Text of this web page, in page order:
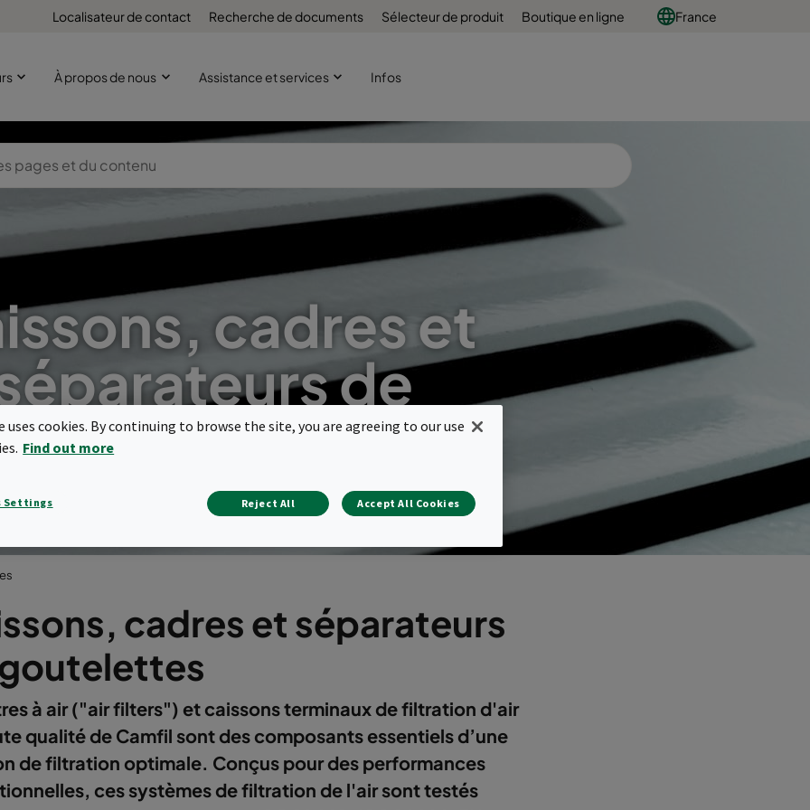
Localisateur de contact Recherche de documents Sélecteur de produit Boutique en ligne France
À propos de nous Assistance et services Infos
cadres et
de
goutelettes
cadres et séparateurs
à air ("air filters") et caissons terminaux de filtration d'air
qualité de Camfil sont des composants essentiels d’une
de filtration optimale. Conçus pour des performances
ces systèmes de filtration de l'air sont testés
uses cookies. By continuing to browse the site, you are agreeing to our use
Find out more
Settings Reject All Accept All Cookies